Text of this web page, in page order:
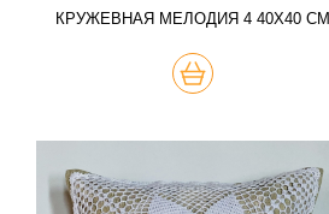
КРУЖЕВНАЯ МЕЛОДИЯ 4 40Х40 СМ
КУПИТЬ